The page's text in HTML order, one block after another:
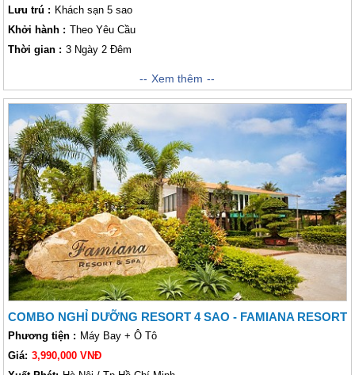
Lưu trú : Khách sạn 5 sao
Khởi hành : Theo Yêu Cầu
Thời gian : 3 Ngày 2 Đêm
có khu vực bãi biển riêng, sòng bạc và trung tâm
lặn. Công viên nước, khu thiên nhiên hoang dã và sân golf cách resort
chưa đến 5 phút. Bao quanh resort là khu vườn nhiệt đới cũng như sân
hiên
Xem thêm
COMBO NGHỈ DƯỠNG RESORT 4 SAO - FAMIANA RESORT
Phương tiện : Máy Bay + Ô Tô
Giá: 3,990,000 VNĐ